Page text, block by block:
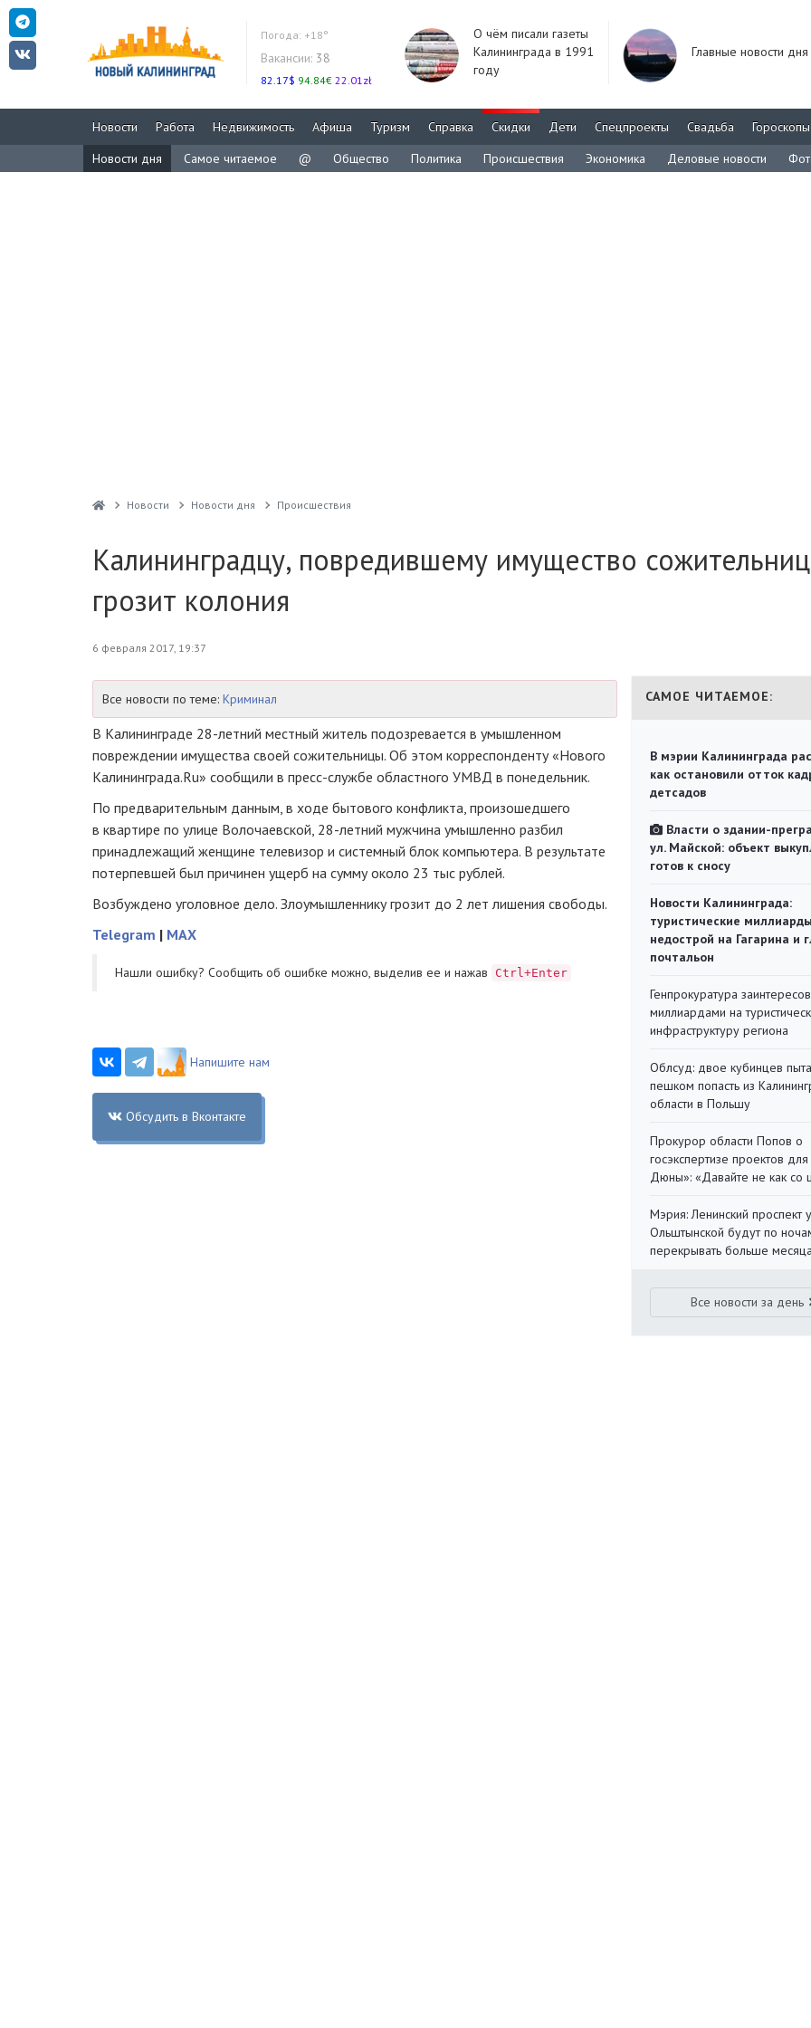
Погода: +18°
Вакансии: 38
82.17$ 94.84€ 22.01zł
О чём писали газеты
Калининграда в 1991
году
Главные новости дня
Новости Работа Недвижимость Афиша Туризм Справка Скидки Дети Спецпроекты Свадьба
Гороскопы
Новости дня
Самое читаемое @ Общество Политика Происшествия Экономика Деловые новости
Новости Новости дня Проиcшествия
Калининградцу, повредившему имущество
грозит колония
6 февраля 2017, 19:37
Все новости по теме: Криминал
В Калининграде 28-летний местный житель подозревается в умышленном
повреждении имущества своей сожительницы. Об этом корреспонденту «Нового
Калининграда.Ru» сообщили в пресс-службе областного УМВД в понедельник.
По предварительным данным, в ходе бытового конфликта, произошедшего
в квартире по улице Волочаевской, 28-летний мужчина умышленно разбил
принадлежащий женщине телевизор и системный блок компьютера. В результате
потерпевшей был причинен ущерб на сумму около 23 тыс рублей.
Возбуждено уголовное дело. Злоумышленнику грозит до 2 лет лишения свободы.
Telegram | MAX
Нашли ошибку? Cообщить об ошибке можно, выделив ее и нажав Ctrl+Enter
Напишите нам
Обсудить в Вконтакте
САМОЕ ЧИТАЕМОЕ:
В мэрии Калининграда
как остановили отток
детсадов
Власти о здании-
ул. Майской: объект
готов к сносу
Новости Калининграда:
туристические
недострой на Гагарина и
почтальон
Генпрокуратура
миллиардами на
инфраструктуру региона
Облсуд: двое кубинцев
пешком попасть из
области в Польшу
Прокурор области Попов о
госэкспертизе проектов
Дюны»: «Давайте не как со
Мэрия: Ленинский проспект у
Ольштынской будут по
перекрывать больше
Все новости за день